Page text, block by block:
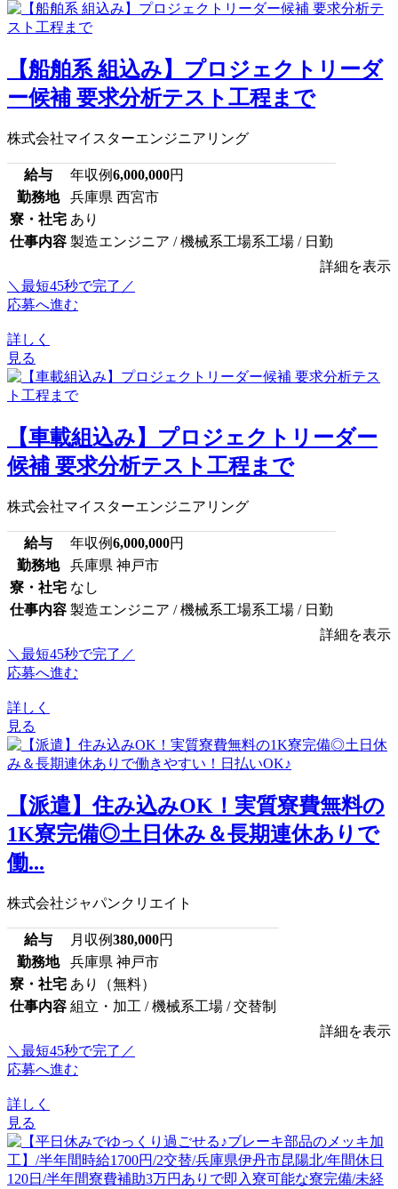
【船舶系 組込み】プロジェクトリーダ
ー候補 要求分析テスト工程まで
株式会社マイスターエンジニアリング
給与 年収例6,000,000円
勤務地
兵庫県 西宮市
寮・社宅 あり
仕事内容 製造エンジニア / 機械系工場系工場 / 日勤
詳細を表示
＼最短45秒で完了／
応募へ進む
詳しく
見る
【車載組込み】プロジェクトリーダー
候補 要求分析テスト工程まで
株式会社マイスターエンジニアリング
給与 年収例6,000,000円
勤務地
兵庫県 神戸市
寮・社宅 なし
仕事内容 製造エンジニア / 機械系工場系工場 / 日勤
詳細を表示
＼最短45秒で完了／
応募へ進む
詳しく
見る
【派遣】住み込みOK！実質寮費無料の
1K寮完備◎土日休み＆長期連休ありで
働...
株式会社ジャパンクリエイト
給与 月収例380,000円
勤務地
兵庫県 神戸市
寮・社宅 あり（無料）
仕事内容 組立・加工 / 機械系工場 / 交替制
詳細を表示
＼最短45秒で完了／
応募へ進む
詳しく
見る